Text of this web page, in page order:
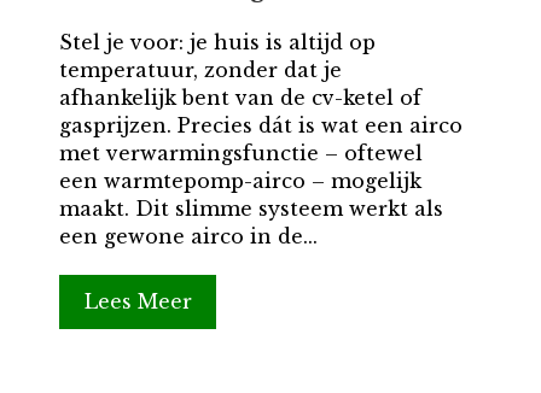
Stel je voor: je huis is altijd op
temperatuur, zonder dat je
afhankelijk bent van de cv-ketel of
gasprijzen. Precies dát is wat een airco
met verwarmingsfunctie – oftewel
een warmtepomp-airco – mogelijk
maakt. Dit slimme systeem werkt als
een gewone airco in de...
Lees Meer